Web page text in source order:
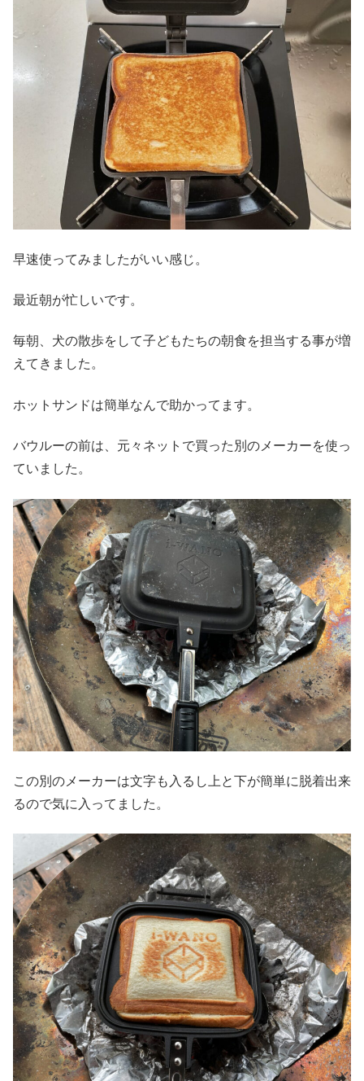
早速使ってみましたがいい感じ。
最近朝が忙しいです。
毎朝、犬の散歩をして子どもたちの朝食を担当する事が増
えてきました。
ホットサンドは簡単なんで助かってます。
バウルーの前は、元々ネットで買った別のメーカーを使っ
ていました。
この別のメーカーは文字も入るし上と下が簡単に脱着出来
るので気に入ってました。